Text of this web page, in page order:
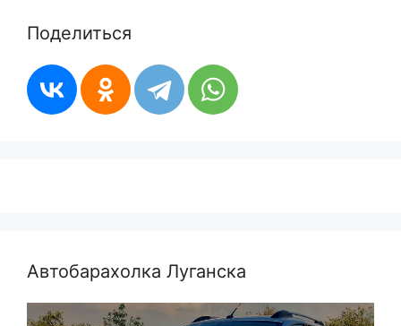
Поделиться
Автобарахолка Луганска